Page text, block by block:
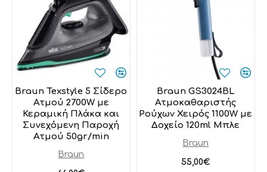
Braun
Braun Texstyle 5 Σίδερο
Ατμού 2700W με
Κεραμική Πλάκα και
Συνεχόμενη Παροχή
Ατμού 50gr/min
Braun
Braun GS3024BL
Ατμοκαθαριστής
Ρούχων Χειρός 1100W με
Δοχείο 120ml Μπλε
55,00€